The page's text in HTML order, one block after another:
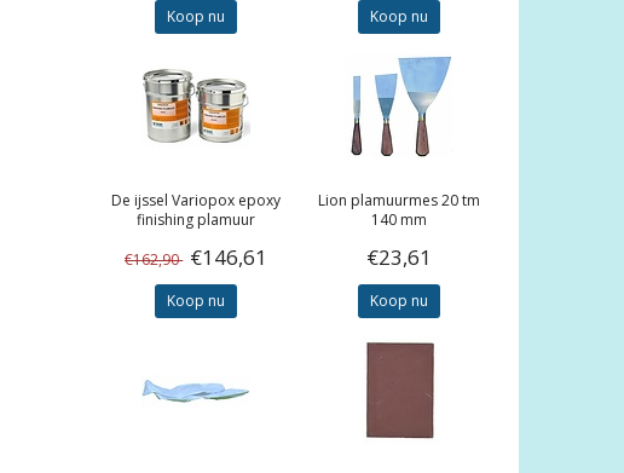
Koop nu Koop nu
De ijssel Variopox epoxy
finishing plamuur
€162,90 €146,61
Koop nu
Lion plamuurmes 20 tm
140 mm
€23,61
Koop nu